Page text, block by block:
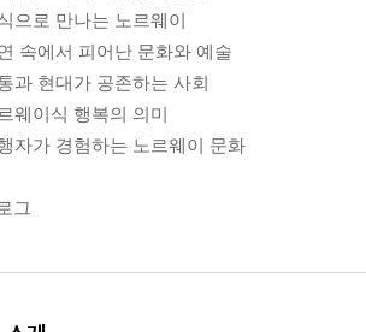
으로 만나는 노르웨이
속에서 피어난 문화와 예술
과 현대가 공존하는 사회
웨이식 행복의 의미
자가 경험하는 노르웨이 문화
그